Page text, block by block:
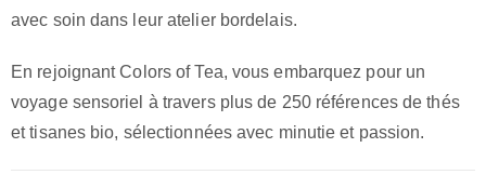
avec soin dans leur atelier bordelais.
En rejoignant Colors of Tea, vous embarquez pour un
voyage sensoriel à travers plus de 250 références de thés
et tisanes bio, sélectionnées avec minutie et passion.